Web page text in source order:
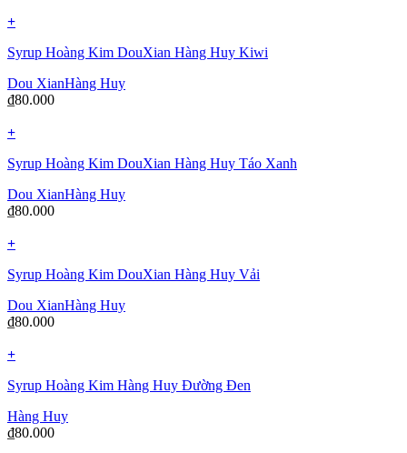
+
Syrup Hoàng Kim DouXian Hàng Huy Kiwi
Dou XianHàng Huy
₫80.000
+
Syrup Hoàng Kim DouXian Hàng Huy Táo Xanh
Dou XianHàng Huy
₫80.000
+
Syrup Hoàng Kim DouXian Hàng Huy Vải
Dou XianHàng Huy
₫80.000
+
Syrup Hoàng Kim Hàng Huy Đường Đen
Hàng Huy
₫80.000